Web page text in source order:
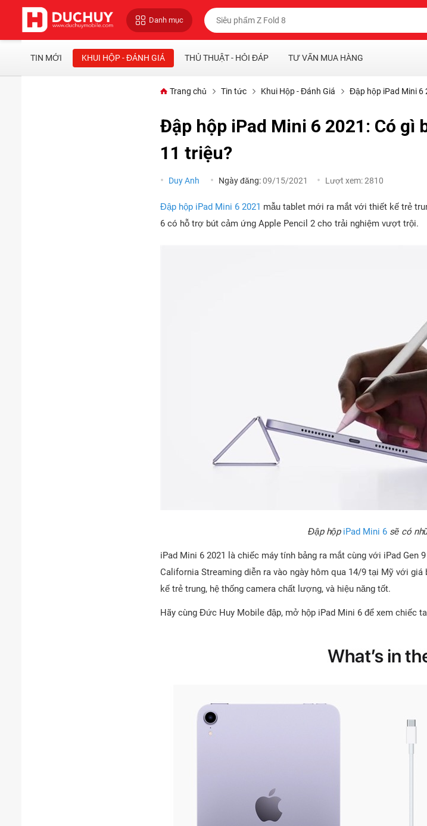
Danh mục
TIN MỚI KHUI HỘP - ĐÁNH GIÁ THỦ THUẬT - HỎI ĐÁP TƯ VẤN MUA HÀNG
Trang chủ Tin tức Khui Hộp - Đánh Giá Đập hộp iPad Mini 6
Đập hộp iPad Mini 6 2021: Có gì
11 triệu?
Duy Anh Ngày đăng:09/15/2021 Lượt xem:2810
Đập hộp iPad Mini 6 2021 mẫu tablet mới ra mắt với thiết kế trẻ
6 có hỗ trợ bút cảm ứng Apple Pencil 2 cho trải nghiệm vượt trội.
Đập hộp iPad Mini 6 sẽ có
iPad Mini 6 2021 là chiếc máy tính bảng ra mắt cùng với iPad Gen
California Streaming diễn ra vào ngày hôm qua 14/9 tại Mỹ với
kế trẻ trung, hệ thống camera chất lượng, và hiệu năng tốt.
Hãy cùng Đức Huy Mobile đập, mở hộp iPad Mini 6 để xem chiếc